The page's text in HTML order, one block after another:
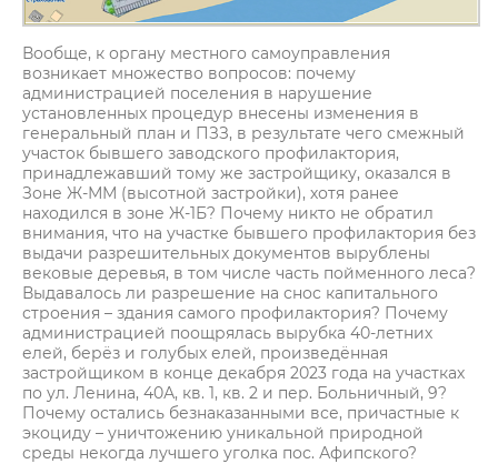
Вообще, к органу местного самоуправления
возникает множество вопросов: почему
администрацией поселения в нарушение
установленных процедур внесены изменения в
генеральный план и ПЗЗ, в результате чего смежный
участок бывшего заводского профилактория,
принадлежавший тому же застройщику, оказался в
Зоне Ж-ММ (высотной застройки), хотя ранее
находился в зоне Ж-1Б? Почему никто не обратил
внимания, что на участке бывшего профилактория без
выдачи разрешительных документов вырублены
вековые деревья, в том числе часть пойменного леса?
Выдавалось ли разрешение на снос капитального
строения – здания самого профилактория? Почему
администрацией поощрялась вырубка 40-летних
елей, берёз и голубых елей, произведённая
застройщиком в конце декабря 2023 года на участках
по ул. Ленина, 40А, кв. 1, кв. 2 и пер. Больничный, 9?
Почему остались безнаказанными все, причастные к
экоциду – уничтожению уникальной природной
среды некогда лучшего уголка пос. Афипского?